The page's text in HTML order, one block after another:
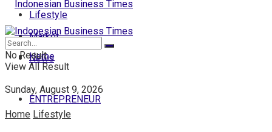
Lifestyle
Market
News
Sunday, August 9, 2026
Home
ENTREPRENEUR
No Result
View All Result
Home Lifestyle